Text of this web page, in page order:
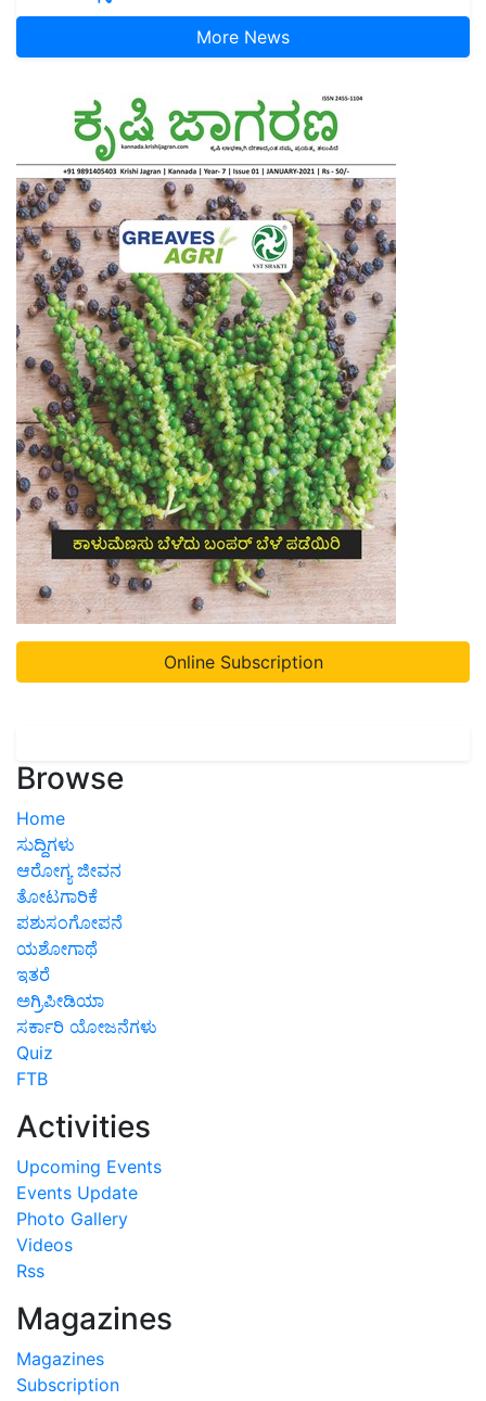
More News
Online Subscription
Browse
Home
ಸುದ್ದಿಗಳು
ಆರೋಗ್ಯ ಜೀವನ
ತೋಟಗಾರಿಕೆ
ಪಶುಸಂಗೋಪನೆ
ಯಶೋಗಾಥೆ
ಇತರೆ
ಅಗ್ರಿಪೀಡಿಯಾ
ಸರ್ಕಾರಿ ಯೋಜನೆಗಳು
Quiz
FTB
Activities
Upcoming Events
Events Update
Photo Gallery
Videos
Rss
Magazines
Magazines
Subscription